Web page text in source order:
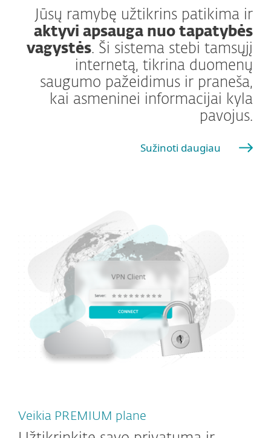
Jūsų ramybę užtikrins patikima ir
aktyvi apsauga nuo tapatybės
vagystės. Ši sistema stebi tamsųjį
internetą, tikrina duomenų
saugumo pažeidimus ir praneša,
kai asmeninei informacijai kyla
pavojus.
Sužinoti daugiau
Veikia PREMIUM plane